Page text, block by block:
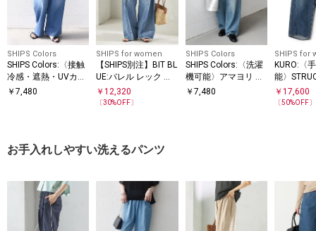
SHIPS Colors
SHIPS Colors:〈接触
冷感・遮熱・UVカッ
ト〉ファンクション
￥ 7,480
SHIPS for women
【SHIPS別注】BIT BL
UE:バレル レック デ
ニム パンツ
￥12,320
〔30%OFF〕
SHIPS Colors
SHIPS Colors:〈洗濯
機可能〉アマヨリ ワ
イド ルーズ デニム◇
￥ 7,480
SHIPS for
KURO:〈
能〉
ニム パン
￥17,600
〔50%OFF〕
お手入れしやすい洗えるパンツ